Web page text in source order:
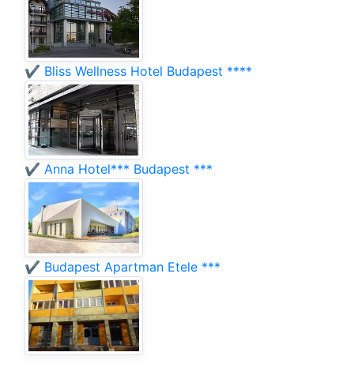
✔️ Bliss Wellness Hotel Budapest ****
✔️ Anna Hotel*** Budapest ***
✔️ Budapest Apartman Etele ***